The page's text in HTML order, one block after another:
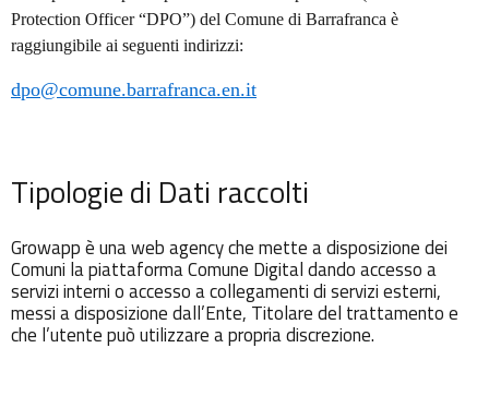
Protection Officer “DPO”) del Comune di Barrafranca è
raggiungibile ai seguenti indirizzi:
dpo@comune.barrafranca.en.it
Tipologie di Dati raccolti
Growapp è una web agency che mette a disposizione dei
Comuni la piattaforma Comune Digital dando accesso a
servizi interni o accesso a collegamenti di servizi esterni,
messi a disposizione dall’Ente, Titolare del trattamento e
che l’utente può utilizzare a propria discrezione.